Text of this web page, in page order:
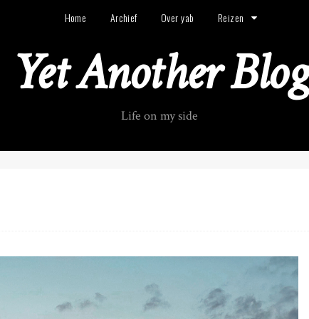
Home Archief Over yab Reizen
Yet Another Blog
Life on my side